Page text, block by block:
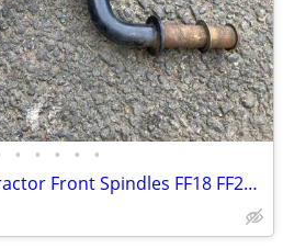
• • • • •
Pair Sears FF Garden Tractor Front Spindles FF18 FF20 FF24 1”